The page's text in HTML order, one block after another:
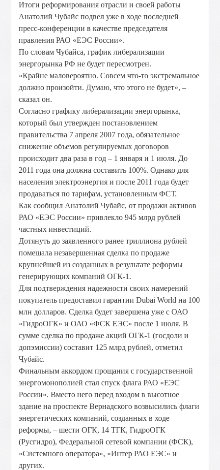
Итоги реформирования отрасли и своей работы
Анатолий Чубайс подвел уже в ходе последней
пресс-конференции в качестве председателя
правления РАО «ЕЭС России».
По словам Чубайса, график либерализации
энергорынка РФ не будет пересмотрен.
«Крайне маловероятно. Совсем что-то экстремальное
должно произойти. Думаю, что этого не будет», –
сказал он.
Согласно графику либерализации энергорынка,
который был утвержден постановлением
правительства 7 апреля 2007 года, обязательное
снижение объемов регулируемых договоров
происходит два раза в год – 1 января и 1 июля. До
2011 года она должна составить 100%. Однако для
населения электроэнергия и после 2011 года будет
продаваться по тарифам, установленным ФСТ.
Как сообщил Анатолий Чубайс, от продажи активов
РАО «ЕЭС России» привлекло 945 млрд рублей
частных инвестиций.
Дотянуть до заявленного ранее триллиона рублей
помешала незавершенная сделка по продаже
крупнейшей из созданных в результате реформы
генерирующих компаний ОГК-1.
Для подтверждения надежности своих намерений
покупатель предоставил гарантии Dubai World на 100
млн долларов. Сделка будет завершена уже с ОАО
«ГидроОГК» и ОАО «ФСК ЕЭС» после 1 июля. В
сумме сделка по продаже акций ОГК-1 (госдоли и
допэмиссии) составит 125 млрд рублей, отметил
Чубайс.
Финальным аккордом прощания с государственной
энергомонополией стал спуск флага РАО «ЕЭС
России». Вместо него перед входом в высотное
здание на проспекте Вернадского возвысились флаги
энергетических компаний, созданных в ходе
реформы, – шести ОГК, 14 ТГК, ГидроОГК
(Русгидро), Федеральной сетевой компании (ФСК),
«Системного оператора», «Интер РАО ЕЭС» и
других.